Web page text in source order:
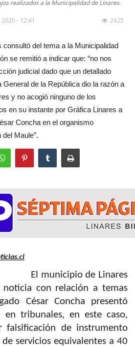
realizados a la Municipalidad de Linares.
- 12:41 2425
consultó del tema a la Municipalidad
se remitió a indicar que: “no nos
judicial dado que un detallado
General de la República dio la razón a
y no acogió ninguno de los
en su instante por Gráfica Linares a
Concha en el organismo
Maule”.
de Linares
noticia con relación a temas
César Concha presentó
en tribunales, en este caso,
de instrumento
servicios equivalentes a 40